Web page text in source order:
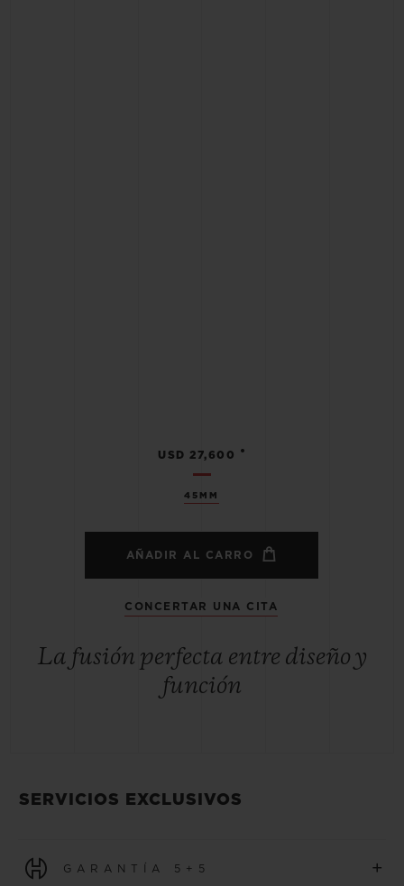
45MM
USD 27,600 •
AÑADIR AL CARRO
CONCERTAR UNA CITA
La fusión perfecta entre diseño y
función
SERVICIOS EXCLUSIVOS
GARANTÍA 5+5 +